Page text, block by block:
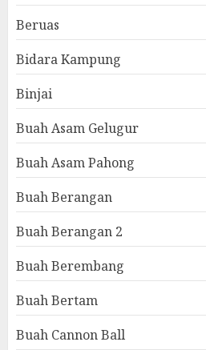
Beruas
Bidara Kampung
Binjai
Buah Asam Gelugur
Buah Asam Pahong
Buah Berangan
Buah Berangan 2
Buah Berembang
Buah Bertam
Buah Cannon Ball